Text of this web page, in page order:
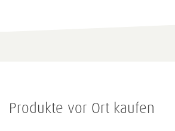
Produkte vor Ort kaufen